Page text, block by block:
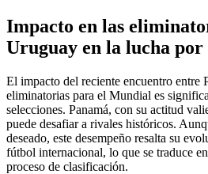
Impacto en las
Uruguay en la lucha
El impacto del reciente encuentro entre
eliminatorias para el Mundial es
selecciones. Panamá, con su actitud
puede desafiar a rivales históricos.
deseado, este desempeño resalta su
fútbol internacional, lo que se traduce
proceso de clasificación.